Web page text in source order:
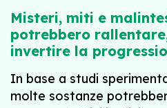
Misteri, miti e
potrebbero
invertire la
In base a studi
molte sostanze